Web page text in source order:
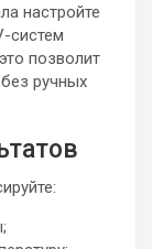
настройте
систем
позволит
ручных